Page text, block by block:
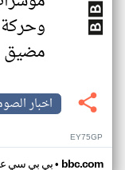
مضيق
اخبار
EY75GP
بي بي سي• bbc.com